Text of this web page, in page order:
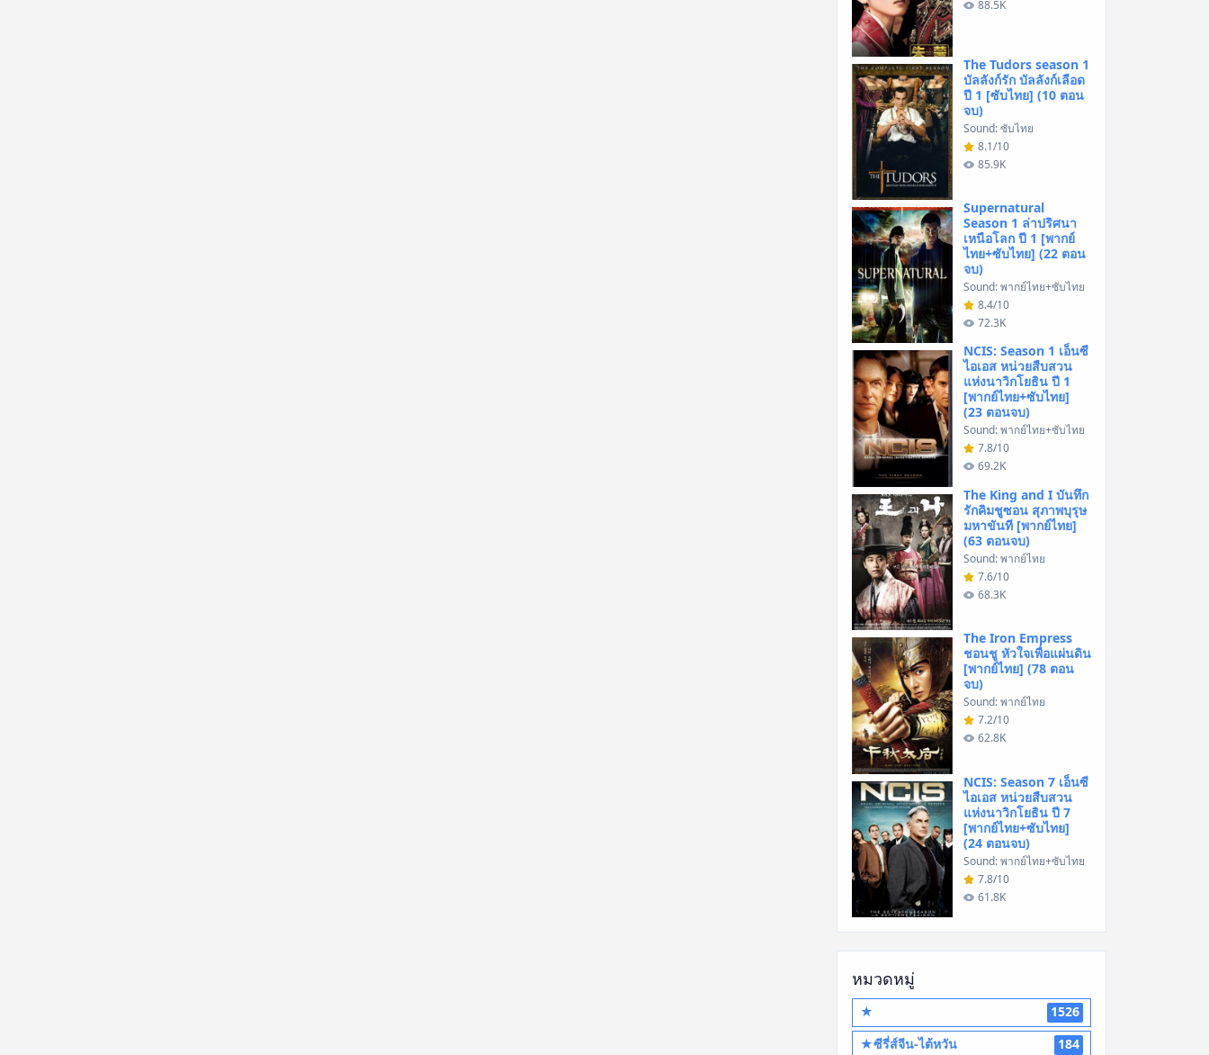
88.5K
The Tudors season 1
บัลลังก์รัก บัลลังก์เลือด
ปี 1 [ซับไทย] (10 ตอน
จบ)
Sound: ซับไทย
8.1/10
85.9K
Supernatural
Season 1 ล่าปริศนา
เหนือโลก ปี 1 [พากย์
ไทย+ซับไทย] (22 ตอน
จบ)
Sound: พากย์ไทย+ซับไทย
8.4/10
72.3K
NCIS: Season 1 เอ็นซี
ไอเอส หน่วยสืบสวน
แห่งนาวิกโยธิน ปี 1
[พากย์ไทย+ซับไทย]
(23 ตอนจบ)
Sound: พากย์ไทย+ซับไทย
7.8/10
69.2K
The King and I บันทึก
รักคิมชูซอน สุภาพบุรุษ
มหาขันที [พากย์ไทย]
(63 ตอนจบ)
Sound: พากย์ไทย
7.6/10
68.3K
The Iron Empress
ชอนชู หัวใจเพื่อแผ่นดิน
[พากย์ไทย] (78 ตอน
จบ)
Sound: พากย์ไทย
7.2/10
62.8K
NCIS: Season 7 เอ็นซี
ไอเอส หน่วยสืบสวน
แห่งนาวิกโยธิน ปี 7
[พากย์ไทย+ซับไทย]
(24 ตอนจบ)
Sound: พากย์ไทย+ซับไทย
7.8/10
61.8K
หมวดหมู่
★
1526
★ซีรี่ส์จีน-ไต้หวัน
184